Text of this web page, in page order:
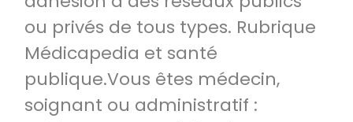
ou privés de tous types. Rubrique
Médicapedia et santé
publique.Vous êtes médecin,
soignant ou administratif :